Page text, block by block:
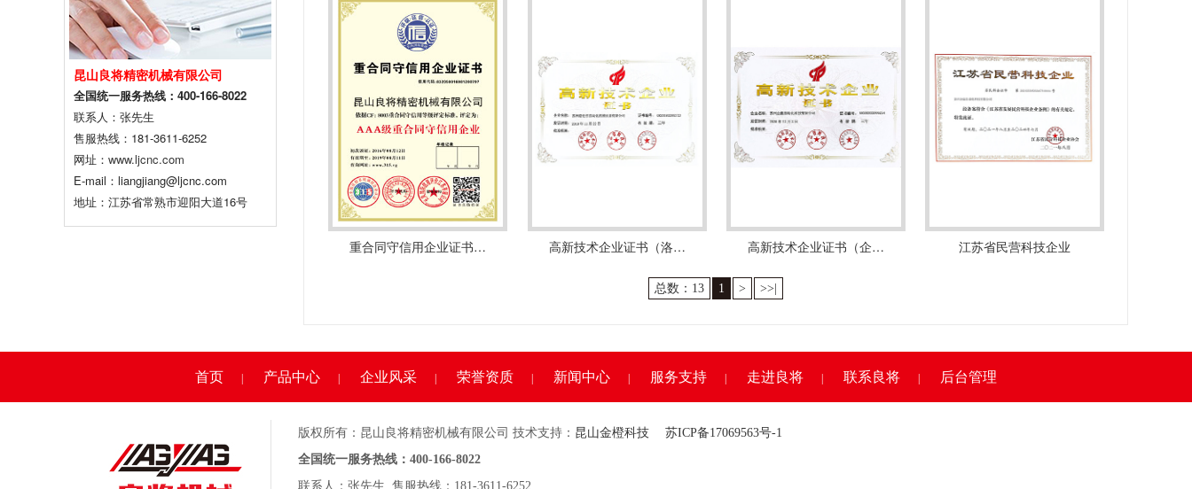
昆山良将精密机械有限公司
全国统一服务热线：400-166-8022
联系人：张先生
售服热线：181-3611-6252
网址： www.ljcnc.com
E-mail：liangjiang@ljcnc.com
地址：江苏省常熟市迎阳大道16号
重合同守信用企业证书… 高新技术企业证书（洛… 高新技术企业证书（企… 江苏省民营科技企业
总数：13 1 > >>|
首页 产品中心 企业风采 荣誉资质 新闻中心 服务支持 走进良将 联系良将 后台管理
版权所有：昆山良将精密机械有限公司 技术支持： 昆山金橙科技
苏ICP备17069563号-1
全国统一服务热线：400-166-8022
联系人：张先生 售服热线：181-3611-6252